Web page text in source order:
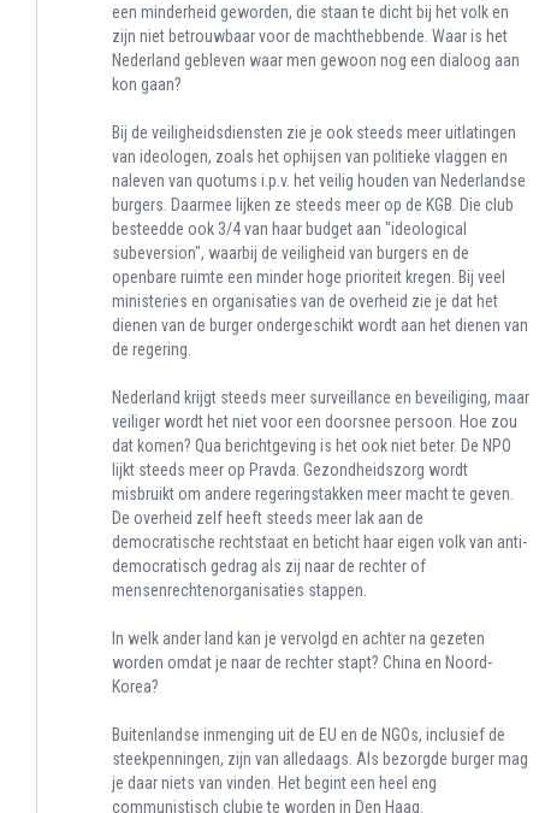
een minderheid geworden, die staan te dicht bij het volk en
zijn niet betrouwbaar voor de machthebbende. Waar is het
Nederland gebleven waar men gewoon nog een dialoog aan
kon gaan?
Bij de veiligheidsdiensten zie je ook steeds meer uitlatingen
van ideologen, zoals het ophijsen van politieke vlaggen en
naleven van quotums i.p.v. het veilig houden van Nederlandse
burgers. Daarmee lijken ze steeds meer op de KGB. Die club
besteedde ook 3/4 van haar budget aan "ideological
subeversion", waarbij de veiligheid van burgers en de
openbare ruimte een minder hoge prioriteit kregen. Bij veel
ministeries en organisaties van de overheid zie je dat het
dienen van de burger ondergeschikt wordt aan het dienen van
de regering.
Nederland krijgt steeds meer surveillance en beveiliging, maar
veiliger wordt het niet voor een doorsnee persoon. Hoe zou
dat komen? Qua berichtgeving is het ook niet beter. De NPO
lijkt steeds meer op Pravda. Gezondheidszorg wordt
misbruikt om andere regeringstakken meer macht te geven.
De overheid zelf heeft steeds meer lak aan de
democratische rechtstaat en beticht haar eigen volk van anti-
democratisch gedrag als zij naar de rechter of
mensenrechtenorganisaties stappen.
In welk ander land kan je vervolgd en achter na gezeten
worden omdat je naar de rechter stapt? China en Noord-
Korea?
Buitenlandse inmenging uit de EU en de NGOs, inclusief de
steekpenningen, zijn van alledaags. Als bezorgde burger mag
je daar niets van vinden. Het begint een heel eng
communistisch clubje te worden in Den Haag.